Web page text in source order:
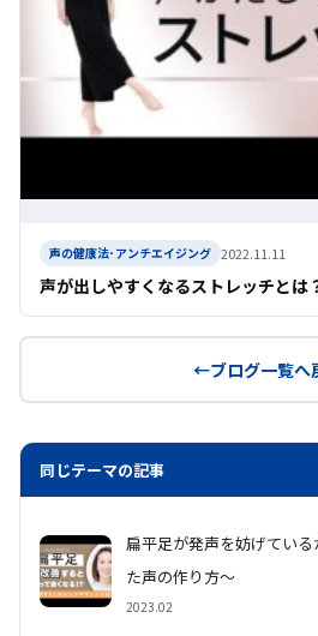
声の健康法･アンチエイジング 2022.11.11
声が出しやすくなるストレッチとは
ブログ一覧へ
同じテーマの記事
扁平足が発声を妨げてい
た声の作り方〜
2023.02